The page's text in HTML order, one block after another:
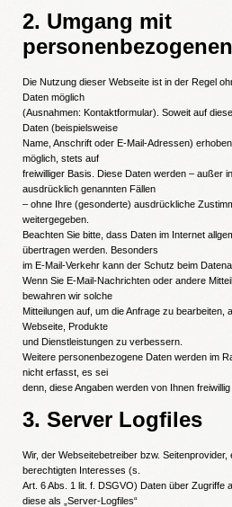
2. Umgang mit
Die Nutzung dieser Webseite ist in der Regel
Daten möglich
(Ausnahmen: Kontaktformular). Soweit auf
Daten (beispielsweise
Name, Anschrift oder E-Mail-Adressen)
möglich, stets auf
freiwilliger Basis. Diese Daten werden – außer
ausdrücklich genannten Fällen
– ohne Ihre (gesonderte) ausdrückliche
weitergegeben.
Beachten Sie bitte, dass Daten im Internet
übertragen werden. Besonders
im E-Mail-Verkehr kann der Schutz beim
Wenn Sie E-Mail-Nachrichten oder andere
bewahren wir solche
Mitteilungen auf, um die Anfrage zu bearbeiten,
Webseite, Produkte
und Dienstleistungen zu verbessern.
Weitere personenbezogene Daten werden im
nicht erfasst, es sei
denn, diese Angaben werden von Ihnen freiwillig
3. Server Logfiles
Wir, der Webseitebetreiber bzw.
berechtigten Interesses (s.
Art. 6 Abs. 1 lit. f. DSGVO) Daten über Zugriffe
diese als „Server-Logfiles“